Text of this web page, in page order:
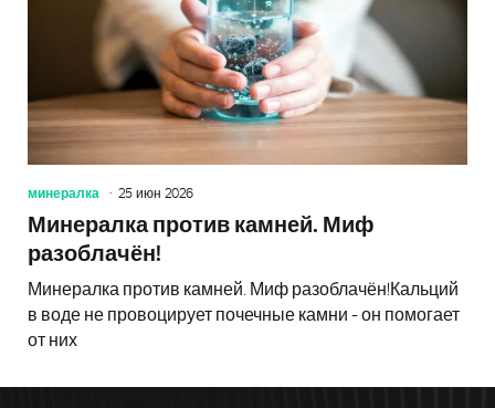
минералка 25 июн 2026
Минералка против камней. Миф
разоблачён!
Минералка против камней. Миф разоблачён!Кальций
в воде не провоцирует почечные камни - он помогает
от них